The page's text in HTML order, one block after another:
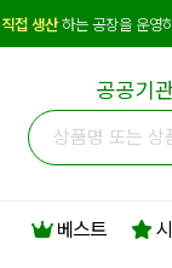
직접 생산하는 공장을 운영
공공기
베스트